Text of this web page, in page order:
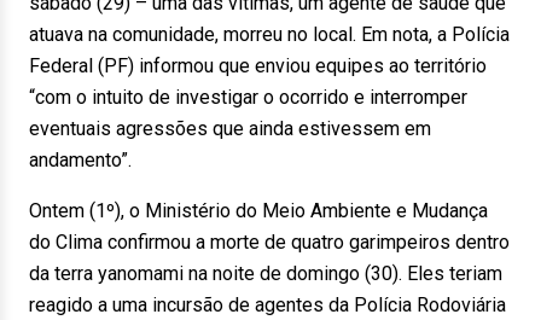
atuava na comunidade, morreu no local. Em nota, a Polícia
Federal (PF) informou que enviou equipes ao território
“com o intuito de investigar o ocorrido e interromper
eventuais agressões que ainda estivessem em
andamento”.
Ontem (1º), o Ministério do Meio Ambiente e Mudança
do Clima confirmou a morte de quatro garimpeiros dentro
da terra yanomami na noite de domingo (30). Eles teriam
reagido a uma incursão de agentes da Polícia Rodoviária